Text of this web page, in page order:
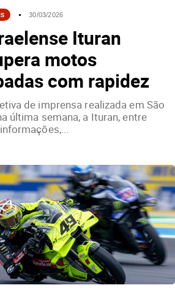
30/03/2026
Ituran
motos
com rapidez
de imprensa realizada em São
última semana, a Ituran, entre